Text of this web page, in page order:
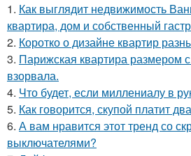
1. Как выглядит недвижимость
квартира, дом и собственный
2. Коротко о дизайне квартир
3. Парижская квартира размером
взорвала.
4. Что будет, если миллениалу в
5. Как говорится, скупой платит
6. А вам нравится этот тренд со
выключателями?